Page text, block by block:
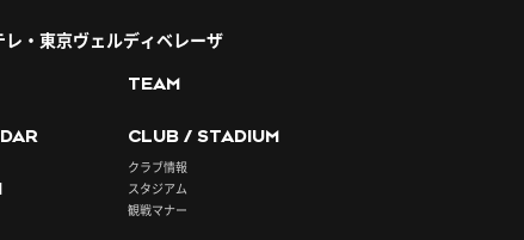
レ・東京ヴェルディベレーザ
TEAM
CLUB / STADIUM
クラブ情報
スタジアム
観戦マナー